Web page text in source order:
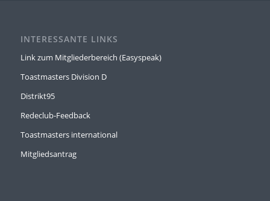
INTERESSANTE LINKS
Link zum Mitgliederbereich (Easyspeak)
Toastmasters Division D
Distrikt95
Redeclub-Feedback
Toastmasters international
Mitgliedsantrag